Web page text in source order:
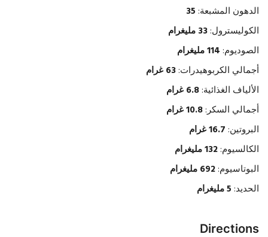
الدهون المشبعة: 35
الكوليسترول: 33 مليغرام
الصوديوم: 114 مليغرام
أجمالي الكربوهيدرات: 63 غرام
الألياف الغذائية: 6.8 غرام
أجمالي السكر: 10.8 غرام
البروتين: 16.7 غرام
الكالسيوم: 132 مليغرام
البوتاسيوم: 692 مليغرام
الحديد: 5 مليغرام
Directions